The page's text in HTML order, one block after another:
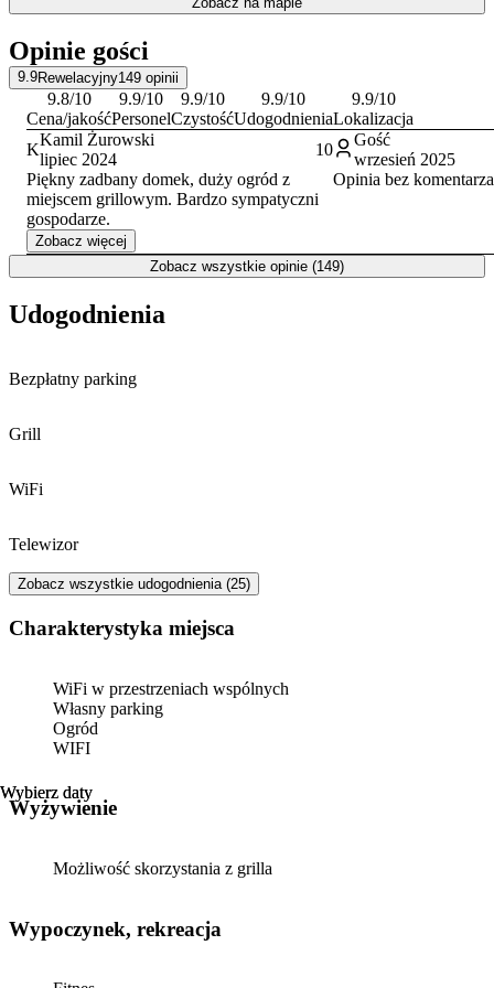
Opinie gości
9.9Rewelacyjny149 opinii
9.8/10
Cena/jakość
9.9/10
Personel
9.9/10
Czystość
9.9/10
Udogodnienia
9.9/10
Lokalizacja
K
Kamil Żurowski
lipiec 2024
10
Piękny zadbany domek, duży ogród z
miejscem grillowym. Bardzo sympatyczni
gospodarze.
Zobacz więcej
Gość
wrzesień 2025
Opinia bez
Zobacz wszystkie opinie (149)
Wybierz daty
Wybierz daty
Udogodnienia
Bezpłatny parking
Grill
WiFi
Telewizor
Zobacz wszystkie udogodnienia (25)
Charakterystyka miejsca
WiFi w przestrzeniach wspólnych
Własny parking
Ogród
WIFI
Wyżywienie
Możliwość skorzystania z grilla
Wypoczynek, rekreacja